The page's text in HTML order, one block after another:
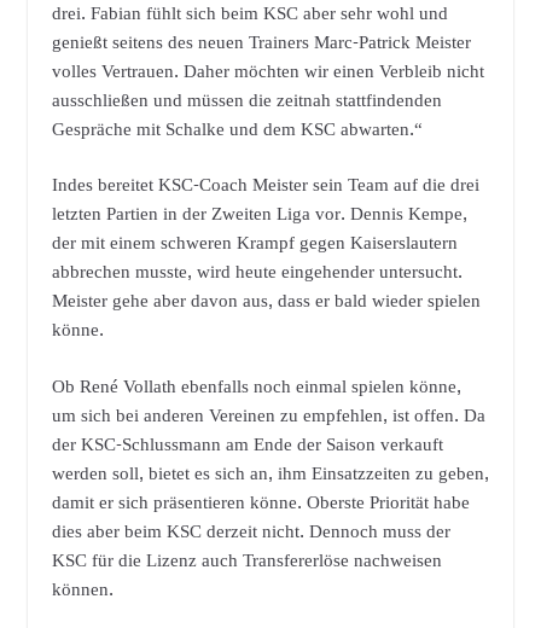
drei. Fabian fühlt sich beim KSC aber sehr wohl und
genießt seitens des neuen Trainers Marc-Patrick Meister
volles Vertrauen. Daher möchten wir einen Verbleib nicht
ausschließen und müssen die zeitnah stattfindenden
Gespräche mit Schalke und dem KSC abwarten.“
Indes bereitet KSC-Coach Meister sein Team auf die drei
letzten Partien in der Zweiten Liga vor. Dennis Kempe,
der mit einem schweren Krampf gegen Kaiserslautern
abbrechen musste, wird heute eingehender untersucht.
Meister gehe aber davon aus, dass er bald wieder spielen
könne.
Ob René Vollath ebenfalls noch einmal spielen könne,
um sich bei anderen Vereinen zu empfehlen, ist offen. Da
der KSC-Schlussmann am Ende der Saison verkauft
werden soll, bietet es sich an, ihm Einsatzzeiten zu geben,
damit er sich präsentieren könne. Oberste Priorität habe
dies aber beim KSC derzeit nicht. Dennoch muss der
KSC für die Lizenz auch Transfererlöse nachweisen
können.